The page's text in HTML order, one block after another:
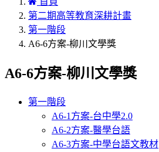
第二期高等教育深耕計畫
第一階段
A6-6方案-柳川文學獎
A6-6方案-柳川文學獎
第一階段
A6-1方案-台中學2.0
A6-2方案-醫學台語
A6-3方案-中學台語文教材